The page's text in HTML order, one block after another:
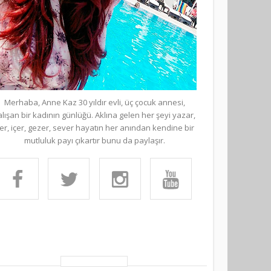
Merhaba, Anne Kaz 30 yıldır evli, üç çocuk annesi,
bir kadının günlüğü. Aklına gelen her şeyi yazar,
içer, gezer, sever hayatın her anından kendine bir
mutluluk payı çıkartır bunu da paylaşır.